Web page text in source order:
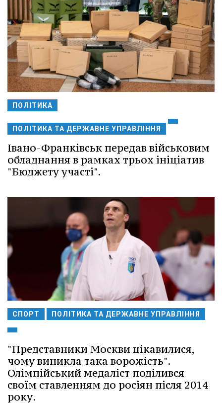
ПОЛІТИКА
ПОЛІТИКА ТА ДЕРЖАВНЕ УПРАВЛІННЯ
Івано-Франківськ передав військовим
обладнання в рамках трьох ініціатив
"Бюджету участі".
СПОРТ ПОЛІТИКА ТА ДЕРЖАВНЕ УПРАВЛІННЯ
"Представники Москви цікавилися,
чому виникла така ворожість".
Олімпійський медаліст поділився
своїм ставленням до росіян після 2014
року.